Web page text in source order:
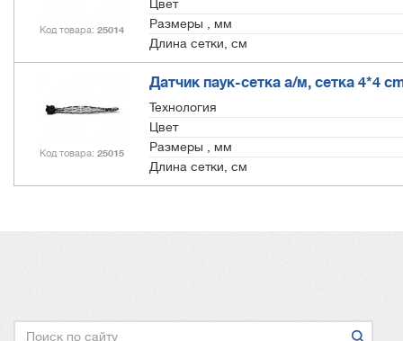
Код товара 25014
Цвет
Размеры , мм
Длина сетки, см
Код товара 25015
Датчик паук-сетка а/м, сетка 4*4
Технология
Цвет
Размеры , мм
Длина сетки, см
Поиск